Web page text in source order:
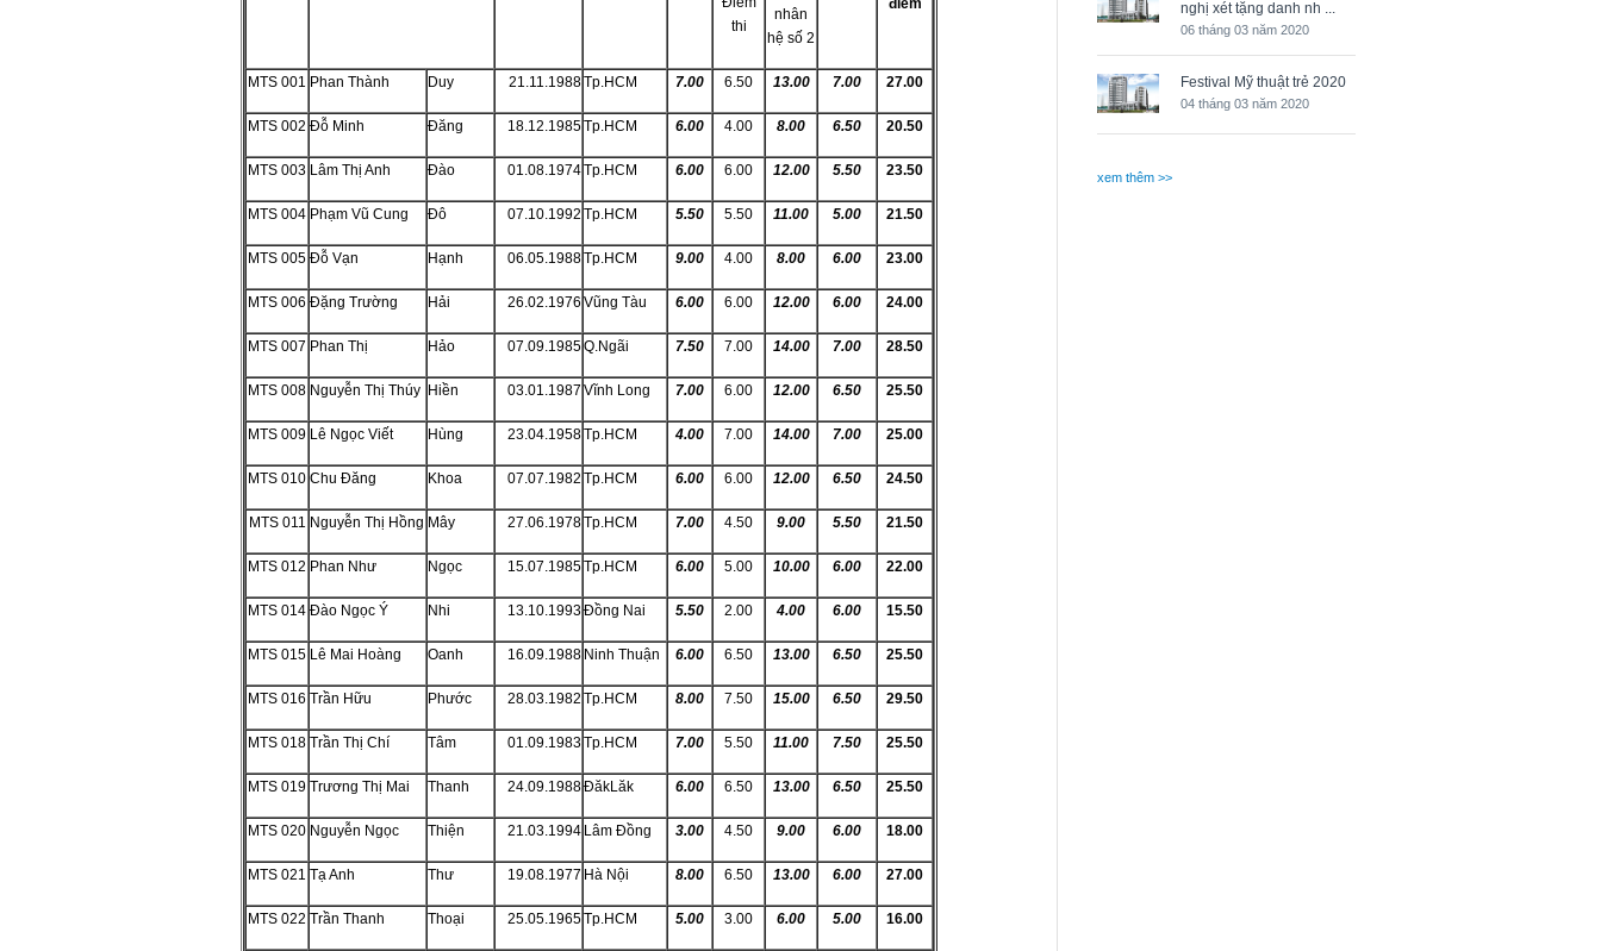
điểm
thi
nhân
hệ số 2
MTS 001 Phan Thành Duy 21.11.1988Tp.HCM 7.00 6.50 13.00 7.00 27.00
MTS 002 Đỗ Minh Đăng 18.12.1985Tp.HCM 6.00 4.00 8.00 6.50 20.50
MTS 003 Lâm Thị Anh Đào 01.08.1974Tp.HCM 6.00 6.00 12.00 5.50 23.50
MTS 004 Phạm Vũ Cung Đô 07.10.1992 Tp.HCM 5.50 5.50 11.00 5.00 21.50
MTS 005 Đỗ Vạn Hạnh 06.05.1988Tp.HCM 9.00 4.00 8.00 6.00 23.00
MTS 006 Đặng Trường Hải 26.02.1976 Vũng Tàu 6.00 6.00 12.00 6.00 24.00
MTS 007 Phan Thị Hảo 07.09.1985Q.Ngãi 7.50 7.00 14.00 7.00 28.50
MTS 008 Nguyễn Thị Thúy Hiền 03.01.1987 Vĩnh Long 7.00 6.00 12.00 6.50 25.50
MTS 009 Lê Ngọc Viết Hùng 23.04.1958Tp.HCM 4.00 7.00 14.00 7.00 25.00
MTS 010 Chu Đăng Khoa 07.07.1982 Tp.HCM 6.00 6.00 12.00 6.50 24.50
MTS 011 Nguyễn Thị Hồng Mây 27.06.1978Tp.HCM 7.00 4.50 9.00 5.50 21.50
MTS 012 Phan Như Ngọc 15.07.1985Tp.HCM 6.00 5.00 10.00 6.00 22.00
MTS 014 Đào Ngọc Ý Nhi 13.10.1993Đồng Nai 5.50 2.00 4.00 6.00 15.50
MTS 015 Lê Mai Hoàng Oanh 16.09.1988 Ninh Thuận 6.00 6.50 13.00 6.50 25.50
MTS 016 Trần Hữu Phước 28.03.1982 Tp.HCM 8.00 7.50 15.00 6.50 29.50
MTS 018 Trần Thị Chí Tâm 01.09.1983Tp.HCM 7.00 5.50 11.00 7.50 25.50
MTS 019 Trương Thị Mai Thanh 24.09.1988ĐăkLăk 6.00 6.50 13.00 6.50 25.50
MTS 020 Nguyễn Ngọc Thiện 21.03.1994 Lâm Đồng 3.00 4.50 9.00 6.00 18.00
MTS 021 Tạ Anh Thư 19.08.1977 Hà Nội 8.00 6.50 13.00 6.00 27.00
MTS 022 Trần Thanh Thoại 25.05.1965Tp.HCM 5.00 3.00 6.00 5.00 16.00
nghị xét tặng danh nh ...
06 tháng 03 năm 2020
Festival Mỹ thuật trẻ 2020
04 tháng 03 năm 2020
xem thêm >>